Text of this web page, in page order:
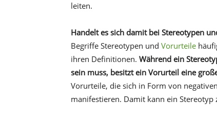
leiten.
Handelt es sich damit bei Stereotypen
Begriffe Stereotypen und Vorurteile
ihren Definitionen. Während ein
sein muss, besitzt ein Vorurteil eine
Vorurteile, die sich in Form von
manifestieren. Damit kann ein